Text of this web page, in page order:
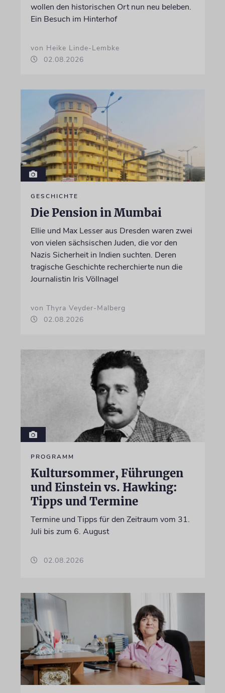
wollen den historischen Ort nun neu beleben.
Ein Besuch im Hinterhof
von Heike Linde-Lembke
02.08.2026
GESCHICHTE
Die Pension in Mumbai
Ellie und Max Lesser aus Dresden waren zwei
von vielen sächsischen Juden, die vor den
Nazis Sicherheit in Indien suchten. Deren
tragische Geschichte recherchierte nun die
Journalistin Iris Völlnagel
von Thyra Veyder-Malberg
02.08.2026
PROGRAMM
Kultursommer, Führungen
und Einstein vs. Hawking:
Tipps und Termine
Termine und Tipps für den Zeitraum vom 31.
Juli bis zum 6. August
02.08.2026